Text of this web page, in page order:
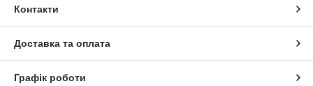
Контакти
Доставка та оплата
Графік роботи